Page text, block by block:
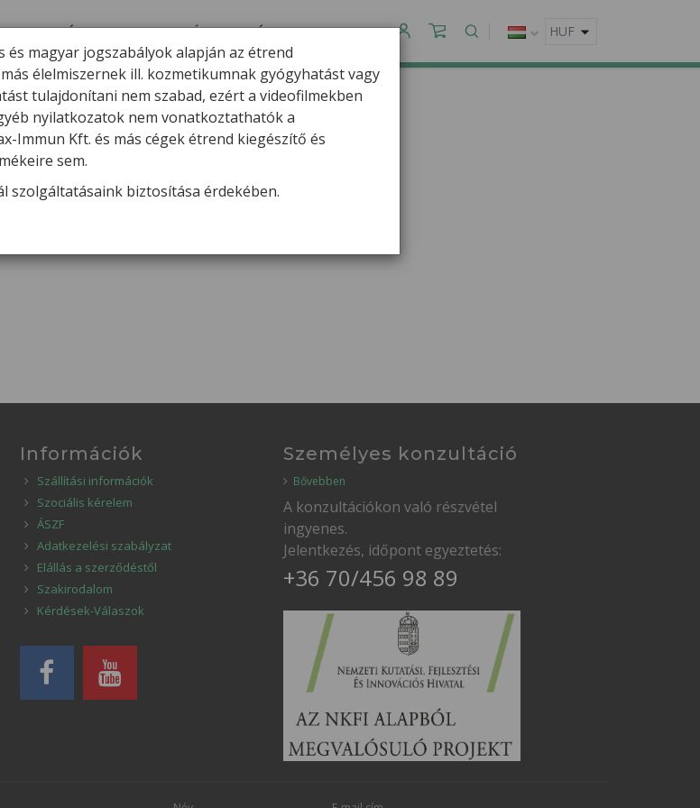
VARGA GÁBOR FILMEK GYÓGYGOMBÁK KAPCSOLAT
tart Veszprémben
(Veszprém, József Attila u. 34/ 2.)
Információk
Szállítási információk
Szociális kérelem
ÁSZF
Adatkezelési szabályzat
Elállás a szerződéstől
Szakirodalom
Kérdések-Válaszok
Személyes konzultáció
Bővebben
A konzultációkon való részvétel
ingyenes.
Jelentkezés, időpont egyeztetés:
+36 70/456 98 89
és magyar jogszabályok alapján az étrend
élelmiszernek ill. kozmetikumnak gyógyhatást vagy
tulajdonítani nem szabad, ezért a videofilmekben
nyilatkozatok nem vonatkoztathatók a
Immun Kft. és más cégek étrend kiegészítő és
sem.
szolgáltatásaink biztosítása érdekében.